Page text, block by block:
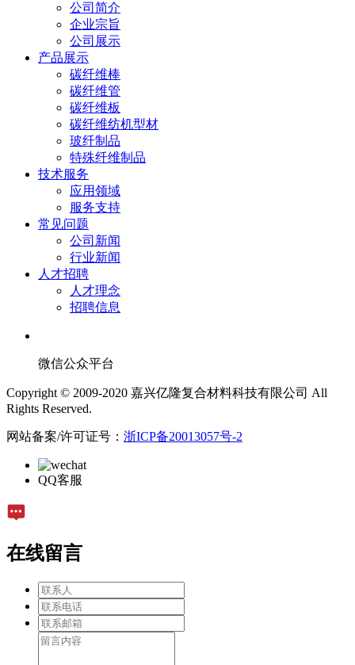
公司简介
企业宗旨
公司展示
产品展示
碳纤维棒
碳纤维管
碳纤维板
碳纤维纺机型材
玻纤制品
特殊纤维制品
技术服务
应用领域
服务支持
常见问题
公司新闻
行业新闻
人才招聘
人才理念
招聘信息
微信公众平台
Copyright © 2009-2020 嘉兴亿隆复合材料科技有限公司 All
Rights Reserved.
网站备案/许可证号： 浙ICP备20013057号-2
QQ客服
在线留言